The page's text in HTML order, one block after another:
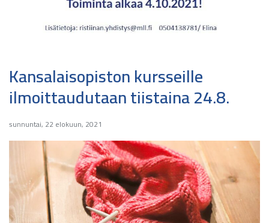
Kansalaisopiston kursseille
ilmoittaudutaan tiistaina 24.8.
sunnuntai, 22 elokuun, 2021